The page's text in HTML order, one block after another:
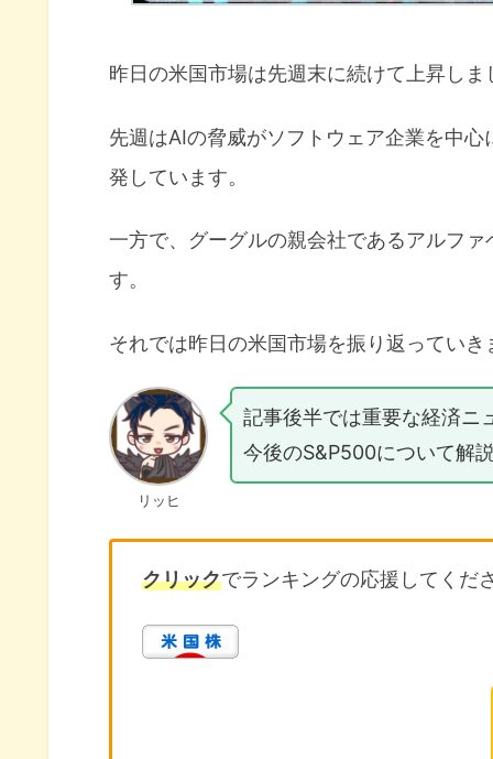
昨日の米国市場は先週末に続けて上昇しま
先週はAIの脅威がソフトウェア企業を中
発しています。
一方で、グーグルの親会社であるアルフ
す。
それでは昨日の米国市場を振り返っていき
リッヒ
記事後半では重要な経済ニ
今後のS&P500について解
クリックでランキングの応援してくだ